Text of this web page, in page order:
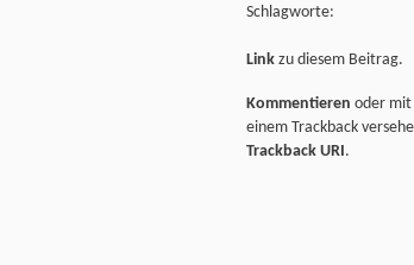
Schlagworte:
Link zu diesem Beitrag.
Kommentieren oder mit
einem Trackback
Trackback URI.